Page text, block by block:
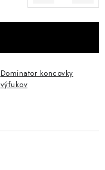
Dominator koncovky
výfukov